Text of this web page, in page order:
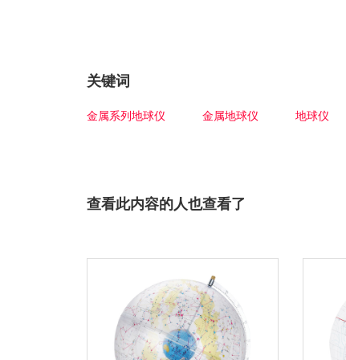
关键词
金属系列地球仪 金属地球仪 地球仪
查看此内容的人也查看了